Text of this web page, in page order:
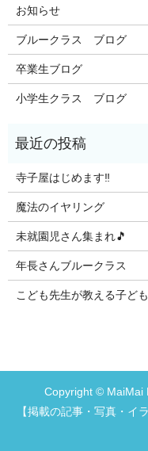
お知らせ
ブルークラス ブログ
卒業生ブログ
小学生クラス ブログ
寺子屋はじめます‼️
魔法のイヤリング
未就園児さん集まれ🎵
年長さんブルークラス
こども先生が教える子ど
Copyright © MaiMai
【掲載の記事・写真・イ